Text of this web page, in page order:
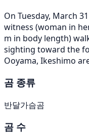
On Tuesday, March
witness (woman in
m in body length)
sighting toward the
Ooyama, Ikeshimo
곰 종류
반달가슴곰
곰 수